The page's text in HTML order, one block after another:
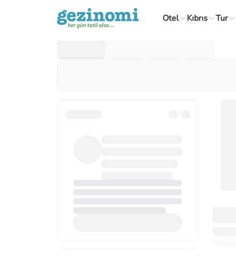
Otel Kıbrıs Tur